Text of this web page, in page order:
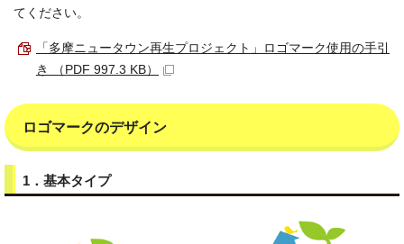
てください。
「多摩ニュータウン再生プロジェクト」ロゴマーク使用の手引
き （PDF 997.3 KB）
ロゴマークのデザイン
1．基本タイプ